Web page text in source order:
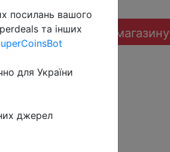
Перейти до магазину
посилань вашого
та інших
для України
джерел